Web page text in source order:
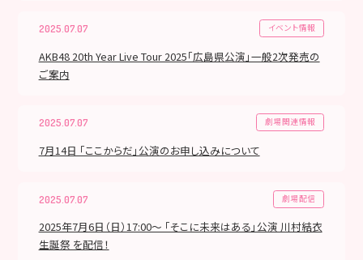
2025.07.07 イベント情報
AKB48 20th Year Live Tour 2025「広島県公演」一般2次発売の
ご案内
2025.07.07 劇場関連情報
7月14日 「ここからだ」公演のお申し込みについて
2025.07.07 劇場配信
2025年7月6日（日）17:00～ 「そこに未来はある」公演 川村結衣
生誕祭 を配信！